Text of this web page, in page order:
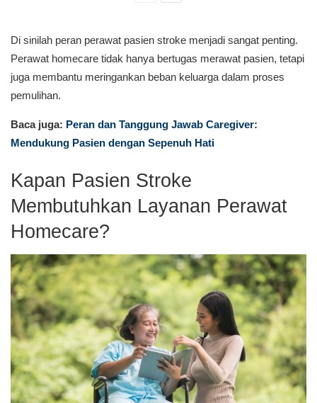
Di sinilah peran perawat pasien stroke menjadi sangat penting.
Perawat homecare tidak hanya bertugas merawat pasien, tetapi
juga membantu meringankan beban keluarga dalam proses
pemulihan.
Baca juga: Peran dan Tanggung Jawab Caregiver:
Mendukung Pasien dengan Sepenuh Hati
Kapan Pasien Stroke
Membutuhkan Layanan Perawat
Homecare?